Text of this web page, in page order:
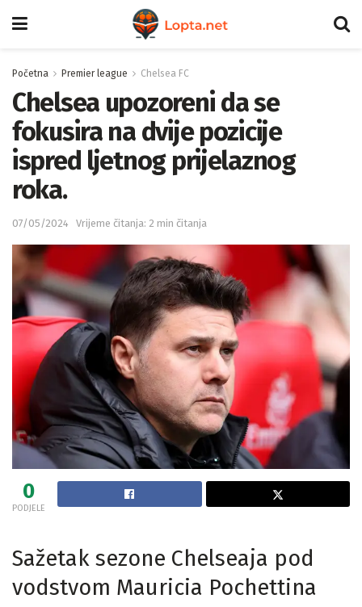
Početna Premier league Chelsea FC
Chelsea upozoreni da se
fokusira na dvije pozicije
ispred ljetnog prijelaznog
roka.
07/05/2024 Vrijeme čitanja: 2 min čitanja
0
PODJELE
Sažetak sezone Chelseaja pod
vodstvom Mauricia Pochettina